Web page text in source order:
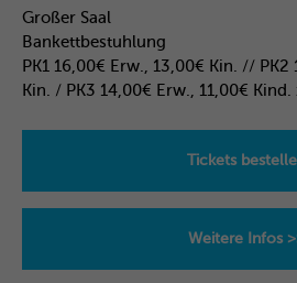
Großer Saal
Bankettbestuhlung
PK1 16,00€ Erw., 13,00€ Kin. // PK2
Kin. / PK3 14,00€ Erw., 11,00€
Tickets
Weitere Infos